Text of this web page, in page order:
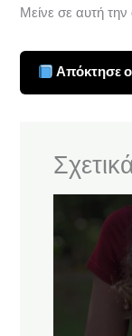
Μείνε σε αυτή την
Απόκτησε